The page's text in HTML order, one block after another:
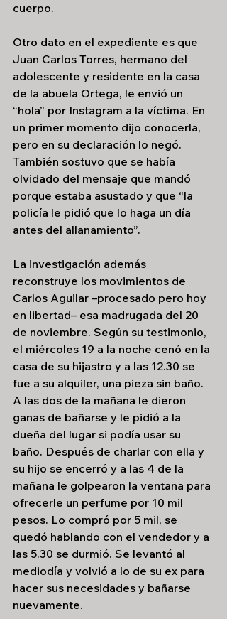
cuerpo.
Otro dato en el expediente es que
Juan Carlos Torres, hermano del
adolescente y residente en la casa
de la abuela Ortega, le envió un
“hola” por Instagram a la víctima. En
un primer momento dijo conocerla,
pero en su declaración lo negó.
También sostuvo que se había
olvidado del mensaje que mandó
porque estaba asustado y que “la
policía le pidió que lo haga un día
antes del allanamiento”.
La investigación además
reconstruye los movimientos de
Carlos Aguilar –procesado pero hoy
en libertad– esa madrugada del 20
de noviembre. Según su testimonio,
el miércoles 19 a la noche cenó en la
casa de su hijastro y a las 12.30 se
fue a su alquiler, una pieza sin baño.
A las dos de la mañana le dieron
ganas de bañarse y le pidió a la
dueña del lugar si podía usar su
baño. Después de charlar con ella y
su hijo se encerró y a las 4 de la
mañana le golpearon la ventana para
ofrecerle un perfume por 10 mil
pesos. Lo compró por 5 mil, se
quedó hablando con el vendedor y a
las 5.30 se durmió. Se levantó al
mediodía y volvió a lo de su ex para
hacer sus necesidades y bañarse
nuevamente.